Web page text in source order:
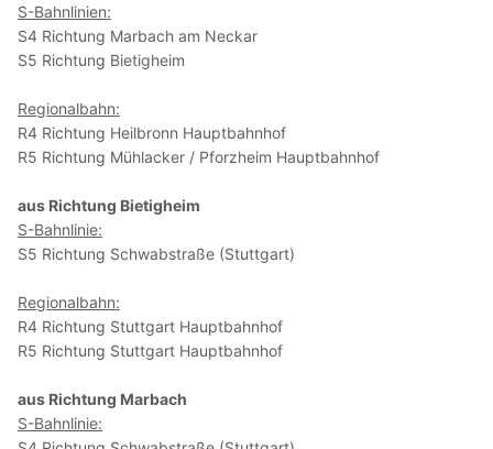
S-Bahnlinien:
S4 Richtung Marbach am Neckar
S5 Richtung Bietigheim
Regionalbahn:
R4 Richtung Heilbronn Hauptbahnhof
R5 Richtung Mühlacker / Pforzheim Hauptbahnhof
aus Richtung Bietigheim
S-Bahnlinie:
S5 Richtung Schwabstraße (Stuttgart)
Regionalbahn:
R4 Richtung Stuttgart Hauptbahnhof
R5 Richtung Stuttgart Hauptbahnhof
aus Richtung Marbach
S-Bahnlinie: